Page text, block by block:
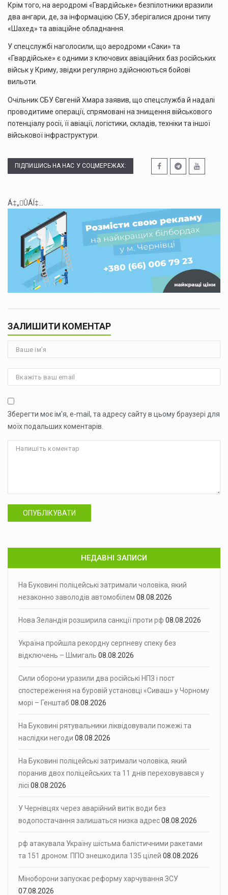
Крім того, на аеродромі «Гвардійське» безпілотники вразили
два ангари, де, за інформацією СБУ, зберігалися дрони типу
«Шахед» та авіаційне обладнання.
У спецслужбі наголосили, що аеродроми «Саки» та
«Гвардійське» є одними з ключових авіаційних баз російських
військ у Криму, звідки регулярно здійснюються бойові
вильоти.
Очільник СБУ Євгеній Хмара заявив, що спецслужба й надалі
проводитиме операції, спрямовані на знищення військового
потенціалу росії, її авіації, логістики, складів, техніки та іншої
військової інфраструктури.
ПІДПИШИСЬ НА НАС У СОЦМЕРЕЖАХ:
Á‡„ÛÁÍ‡...
ЗАЛИШИТИ КОМЕНТАР
Зберегти моє ім'я, e-mail, та адресу сайту в цьому браузері для
моїх подальших коментарів.
ОПУБЛІКУВАТИ
НЕДАВНІ ЗАПИСИ
На Буковині поліцейські затримали чоловіка, який
незаконно заволодів автомобілем 08.08.2026
Нова Зеландія розширила санкції проти рф 08.08.2026
Україна пройшла рекордну серпневу спеку без
відключень – Шмигаль 08.08.2026
Сили оборони уразили два російські НПЗ і пост
спостереження на буровій установці «Сиваш» у Чорному
морі – Генштаб 08.08.2026
На Буковині рятувальники ліквідовували пожежі та
наслідки негоди 08.08.2026
На Буковині поліцейські затримали чоловіка, який
поранив двох поліцейських та 11 днів переховувався у
лісі 08.08.2026
У Чернівцях через аварійний витік води без
водопостачання залишаться низка адрес08.08.2026
рф атакувала Україну шістьма балістичними ракетами
та 151 дроном: ППО знешкодила 135 цілей 08.08.2026
Міноборони запускає реформу харчування ЗСУ
07.08.2026